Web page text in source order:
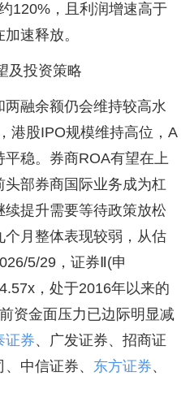
120%，且利润增速高于
速释放。
及投资策略
融余额仍会维持较高水
港股IPO规模维持高位，A
稳。券商ROA有望在上
部券商国际业务成为杠
提升需要等待政策放松
月整体表现较弱，从估
5/29，证券Ⅱ(申
，处于2016年以来的
资金面压力已边际明显减
证券、广发证券、招商证
中信证券、 东方证券、